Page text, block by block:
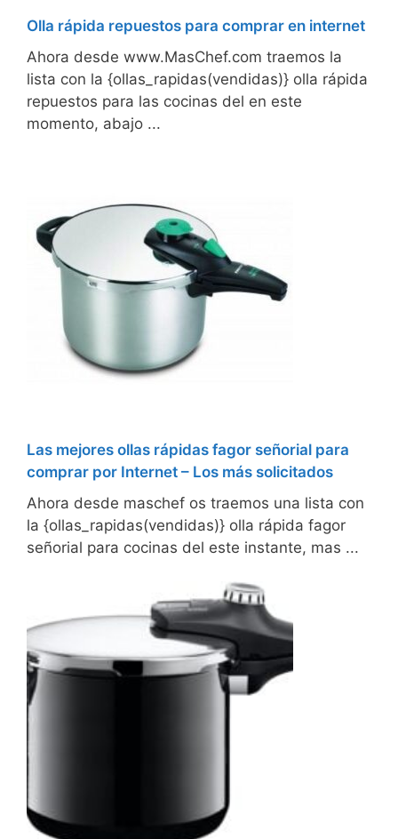
Olla rápida repuestos para comprar en internet
Ahora desde www.MasChef.com traemos la
lista con la {ollas_rapidas(vendidas)} olla rápida
repuestos para las cocinas del en este
momento, abajo ...
Las mejores ollas rápidas fagor señorial para
comprar por Internet – Los más solicitados
Ahora desde maschef os traemos una lista con
la {ollas_rapidas(vendidas)} olla rápida fagor
señorial para cocinas del este instante, mas ...